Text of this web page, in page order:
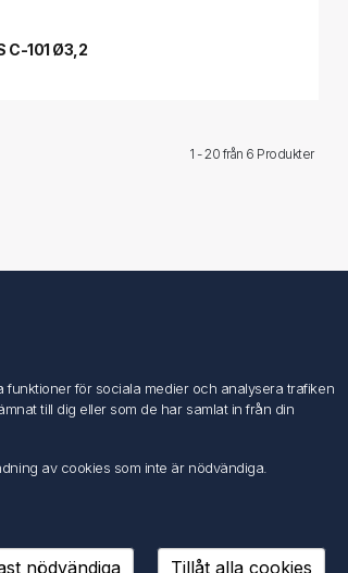
C-101 Ø3,2
1 - 20 från 6 Produkter
för sociala medier och analysera trafiken
till dig eller som de har samlat in från din
av cookies som inte är nödvändiga.
nödvändiga Tillåt alla cookies